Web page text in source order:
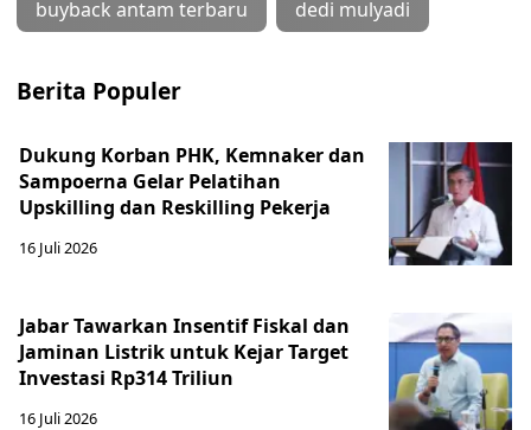
buyback antam terbaru dedi mulyadi
Berita Populer
Dukung Korban PHK, Kemnaker dan
Sampoerna Gelar Pelatihan
Upskilling dan Reskilling Pekerja
16 Juli 2026
Jabar Tawarkan Insentif Fiskal dan
Jaminan Listrik untuk Kejar Target
Investasi Rp314 Triliun
16 Juli 2026